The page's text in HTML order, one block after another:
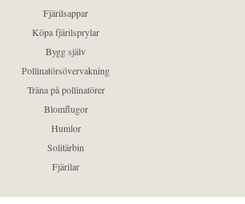
Fjärilsappar
Köpa fjärilsprylar
Bygg själv
Pollinatörsövervakning
Träna på pollinatörer
Blomflugor
Humlor
Solitärbin
Fjärilar